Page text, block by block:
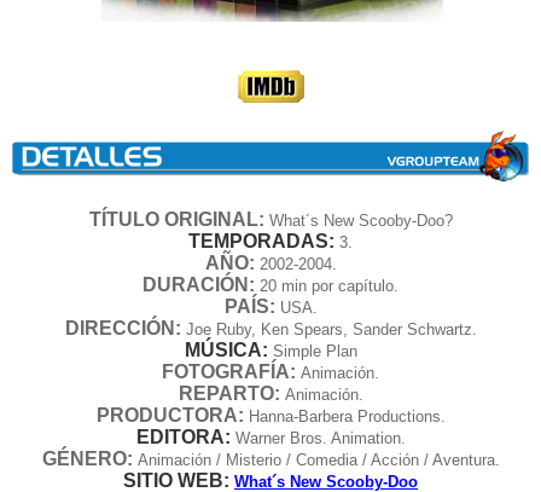
TÍTULO ORIGINAL: What´s New Scooby-Doo?
TEMPORADAS: 3.
AÑO: 2002-2004.
DURACIÓN: 20 min por capítulo.
PAÍS: USA.
DIRECCIÓN: Joe Ruby, Ken Spears, Sander Schwartz.
MÚSICA: Simple Plan
FOTOGRAFÍA: Animación.
REPARTO: Animación.
PRODUCTORA: Hanna-Barbera Productions.
EDITORA: Warner Bros. Animation.
GÉNERO: Animación / Misterio / Comedia / Acción / Aventura.
SITIO WEB: What´s New Scooby-Doo